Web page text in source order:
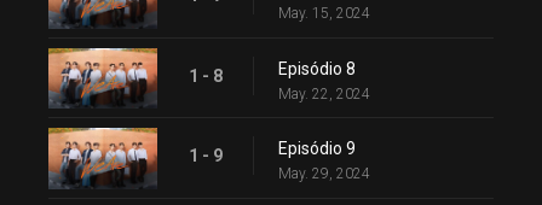
May. 15, 2024
1 - 8 Episódio 8
May. 22, 2024
1 - 9 Episódio 9
May. 29, 2024